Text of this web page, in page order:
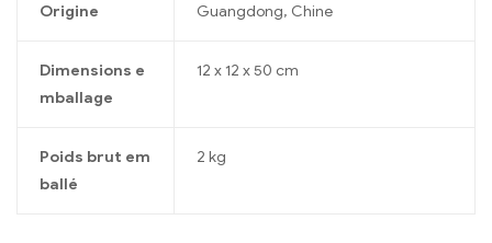
Origine Guangdong, Chine
Dimensions e
mballage
12 x 12 x 50 cm
Poids brut em
ballé
2 kg